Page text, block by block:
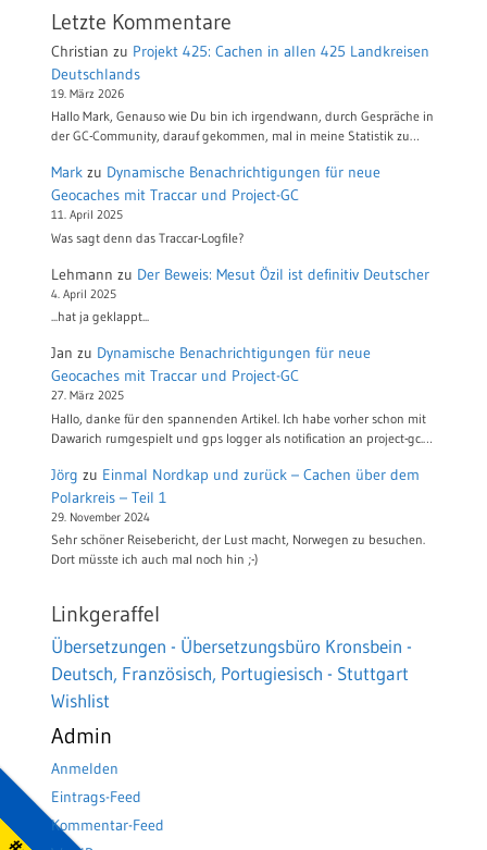
Letzte Kommentare
Christian zu Projekt 425: Cachen in allen 425 Landkreisen
Deutschlands
19. März 2026
Hallo Mark, Genauso wie Du bin ich irgendwann, durch Gespräche in
der GC-Community, darauf gekommen, mal in meine Statistik zu…
Mark zu Dynamische Benachrichtigungen für neue
Geocaches mit Traccar und Project-GC
11. April 2025
Was sagt denn das Traccar-Logfile?
Lehmann zu Der Beweis: Mesut Özil ist definitiv Deutscher
4. April 2025
...hat ja geklappt...
Jan zu Dynamische Benachrichtigungen für neue
Geocaches mit Traccar und Project-GC
27. März 2025
Hallo, danke für den spannenden Artikel. Ich habe vorher schon mit
Dawarich rumgespielt und gps logger als notification an project-gc.…
Jörg zu Einmal Nordkap und zurück – Cachen über dem
Polarkreis – Teil 1
29. November 2024
Sehr schöner Reisebericht, der Lust macht, Norwegen zu besuchen.
Dort müsste ich auch mal noch hin ;-)
Linkgeraffel
Übersetzungen - Übersetzungsbüro Kronsbein -
Deutsch, Französisch, Portugiesisch - Stuttgart
Wishlist
Admin
Anmelden
Eintrags-Feed
Kommentar-Feed